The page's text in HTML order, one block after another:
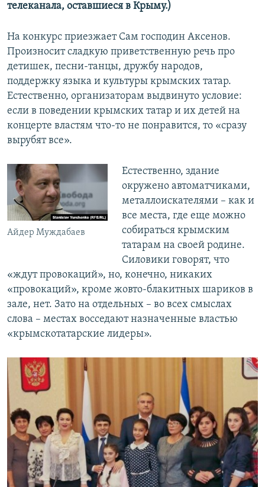
телеканала, оставшиеся в Крыму.)
На конкурс приезжает Сам господин Аксенов.
Произносит сладкую приветственную речь про
детишек, песни-танцы, дружбу народов,
поддержку языка и культуры крымских татар.
Естественно, организаторам выдвинуто условие:
если в поведении крымских татар и их детей на
концерте властям что-то не понравится, то «сразу
вырубят все».
Айдер Муждабаев
Естественно, здание
окружено автоматчиками,
металлоискателями – как и
все места, где еще можно
собираться крымским
татарам на своей родине.
Силовики говорят, что
«ждут провокаций», но, конечно, никаких
«провокаций», кроме жовто-блакитных шариков в
зале, нет. Зато на отдельных – во всех смыслах
слова – местах восседают назначенные властью
«крымскотатарские лидеры».